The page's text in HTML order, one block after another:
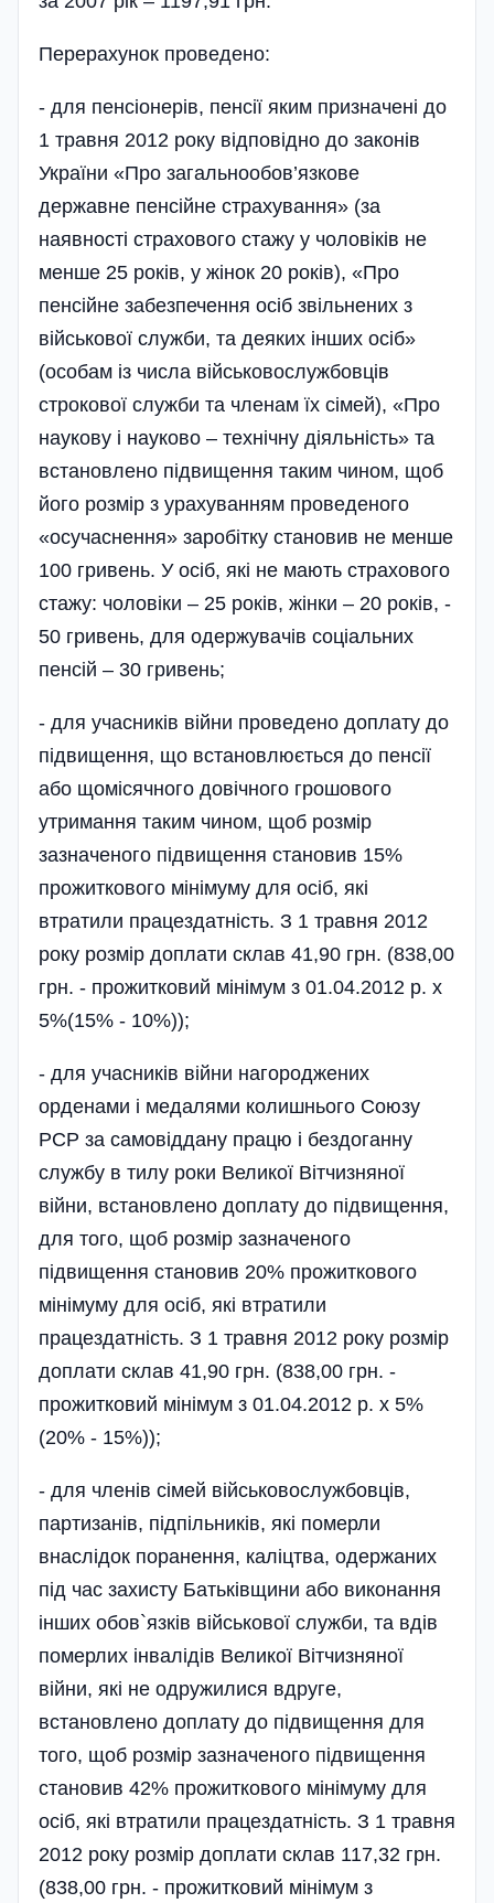
Перерахунок проведено:
- для пенсіонерів, пенсії яким призначені до
1 травня 2012 року відповідно до законів
України «Про загальнообов’язкове
державне пенсійне страхування» (за
наявності страхового стажу у чоловіків не
менше 25 років, у жінок 20 років), «Про
пенсійне забезпечення осіб звільнених з
військової служби, та деяких інших осіб»
(особам із числа військовослужбовців
строкової служби та членам їх сімей), «Про
наукову і науково – технічну діяльність» та
встановлено підвищення таким чином, щоб
його розмір з урахуванням проведеного
«осучаснення» заробітку становив не менше
100 гривень. У осіб, які не мають страхового
стажу: чоловіки – 25 років, жінки – 20 років, -
50 гривень, для одержувачів соціальних
пенсій – 30 гривень;
- для учасників війни проведено доплату до
підвищення, що встановлюється до пенсії
або щомісячного довічного грошового
утримання таким чином, щоб розмір
зазначеного підвищення становив 15%
прожиткового мінімуму для осіб, які
втратили працездатність. З 1 травня 2012
року розмір доплати склав 41,90 грн. (838,00
грн. - прожитковий мінімум з 01.04.2012 р. x
5%(15% - 10%));
- для учасників війни нагоро­джених
орденами і медалями колишнього Союзу
РСР за самовіддану працю і бездоганну
службу в тилу роки Великої Вітчизняної
війни, встановлено доплату до підвищення,
для того, щоб розмір зазначеного
підвищення становив 20% прожиткового
мінімуму для осіб, які втратили
працездатність. З 1 травня 2012 року розмір
доплати склав 41,90 грн. (838,00 грн. -
прожитковий­ мінімум з 01.04.2012 р. x 5%
(20% - 15%));
- для членів сімей військовослужбовців,
партизанів, підпільників, які померли
внаслідок поранення, каліцтва, одержаних
під час захисту Батьківщини або виконання
інших обов`язків військової служби, та вдів
померлих інвалідів Великої Вітчизняної
війни, які не одружилися вдруге,
встановлено доплату до підвищення для
того, щоб розмір зазначеного підвищення
становив 42% прожиткового мінімуму для
осіб, які втратили працездатність. З 1 травня
2012 року розмір доплати­ склав 117,32 грн.
(838,00 грн. - прожитковий мінімум з